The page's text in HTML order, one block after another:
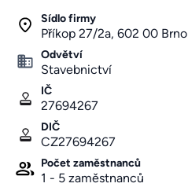
Sídlo firmy
Příkop 27/2a, 602 00 Brno
Odvětví
Stavebnictví
IČ
27694267
DIČ
CZ27694267
Počet zaměstnanců
1 - 5 zaměstnanců